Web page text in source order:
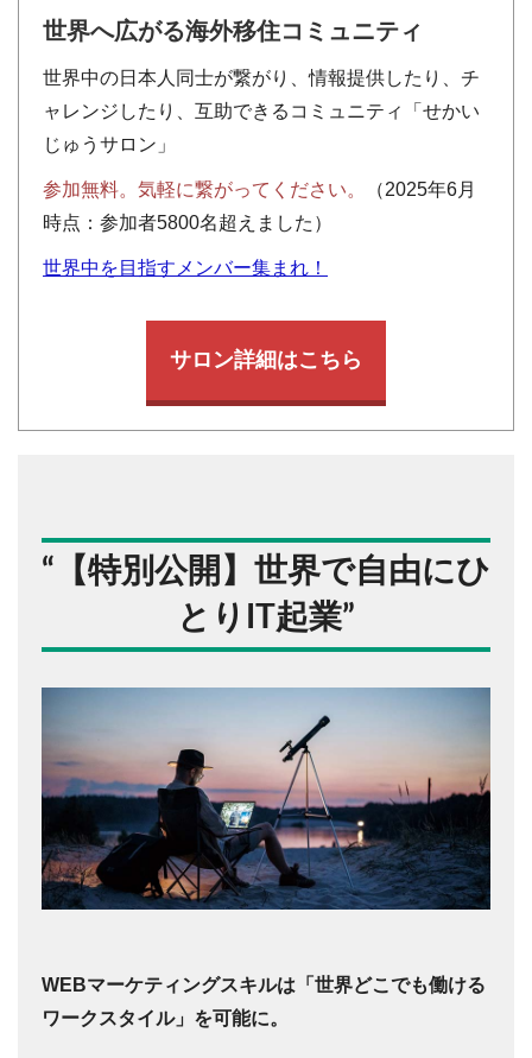
世界へ広がる海外移住コミュニティ
世界中の日本人同士が繋がり、情報提供したり、チ
ャレンジしたり、互助できるコミュニティ「せかい
じゅうサロン」
参加無料。気軽に繋がってください。
（2025年6月
時点：参加者5800名超えました）
世界中を目指すメンバー集まれ！
サロン詳細はこちら
“ 【特別公開】世界で自由にひ
とりIT起業”
WEBマーケティングスキルは「世界どこでも働ける
ワークスタイル」を可能に。